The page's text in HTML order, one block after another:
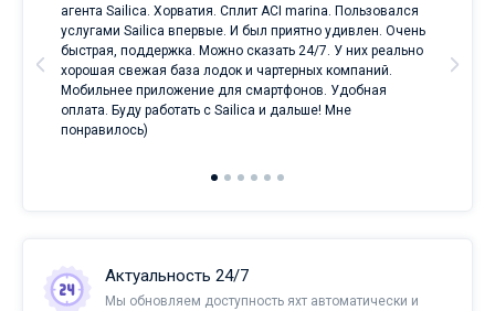
агента Sailica. Хорватия. Сплит ACI marina. Пользовался
услугами Sailica впервые. И был приятно удивлен. Очень
быстрая, поддержка. Можно сказать 24/7. У них реально
хорошая свежая база лодок и чартерных компаний.
Мобильнее приложение для смартфонов. Удобная
оплата. Буду работать с Sailica и дальше! Мне
понравилось)
Актуальность 24/7
Мы обновляем доступность яхт автоматически и